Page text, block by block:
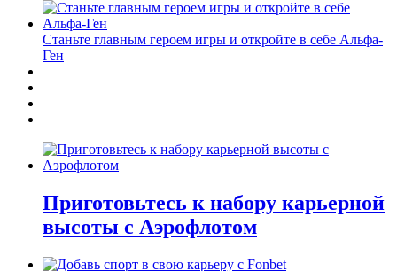
Станьте главным героем игры и откройте в себе Альфа-
Ген
Приготовьтесь к набору карьерной
высоты с Аэрофлотом